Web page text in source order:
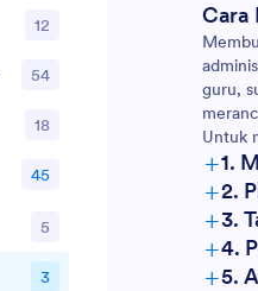
Cara
guru,
Untuk
+1.
+2.
+3.
+4.
+5.
12
54
18
45
5
3